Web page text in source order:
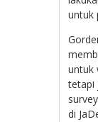
untuk
untuk
tetapi
di